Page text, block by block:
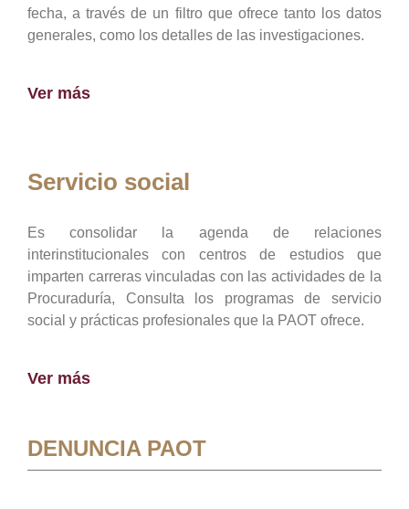
fecha, a través de un filtro que ofrece tanto los datos
generales, como los detalles de las investigaciones.
Ver más
Servicio social
Es consolidar la agenda de relaciones
interinstitucionales con centros de estudios que
imparten carreras vinculadas con las actividades de la
Procuraduría, Consulta los programas de servicio
social y prácticas profesionales que la PAOT ofrece.
Ver más
DENUNCIA PAOT